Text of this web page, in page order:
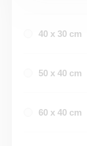
40 x 30 cm
50 x 40 cm
60 x 40 cm